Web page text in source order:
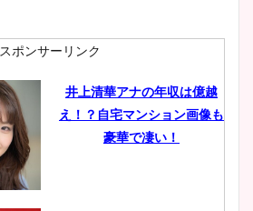
スポンサーリンク
井上清華アナの年収は億越
え！？自宅マンション画像も
豪華で凄い！